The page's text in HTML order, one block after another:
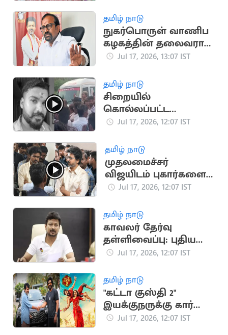
நடைபெற்ற ஆனிவார
ஆஸ்தான விழா
தமிழ் நாடு
நுகர்பொருள் வாணிப
கழகத்தின் தலைவராக
அமைச்சர்
நியமனம்
Jul 17, 2026, 13:07 IST
தமிழ் நாடு
சிறையில்
கொல்லப்பட்ட
சபரிவர்மன் உடலுடன்
போராட்டம்
Jul 17, 2026, 12:07 IST
தமிழ் நாடு
முதலமைச்சர்
விஜயிடம் புகார்களை
அடுக்கிய விடுதி
Jul 17, 2026, 12:07 IST
தமிழ் நாடு
காவலர் தேர்வு
தள்ளிவைப்பு: புதிய
அரசுக்கு உதயநிதி
Jul 17, 2026, 12:07 IST
தமிழ் நாடு
"கட்டா குஸ்தி 2"
இயக்குநருக்கு கார்
பரிசளித்த விஷ்ணு
Jul 17, 2026, 12:07 IST